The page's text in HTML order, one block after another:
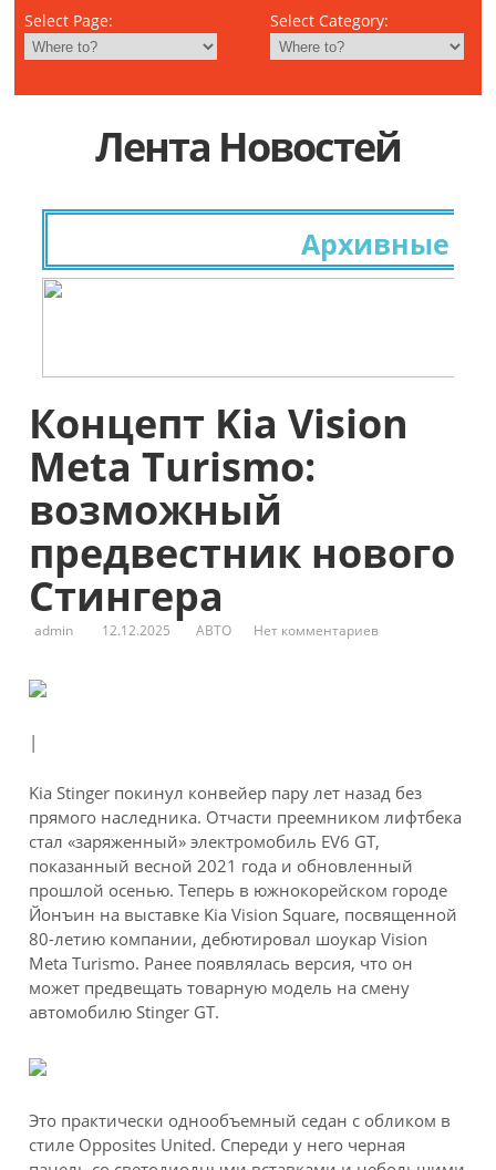
Select Page: Select Category:
Лента Новостей
Архивные
Концепт Kia Vision
Meta Turismo:
возможный
предвестник нового
Стингера
admin 12.12.2025 АВТО Нет комментариев
|
Kia Stinger покинул конвейер пару лет назад без
прямого наследника. Отчасти преемником лифтбека
стал «заряженный» электромобиль EV6 GT,
показанный весной 2021 года и обновленный
прошлой осенью. Теперь в южнокорейском городе
Йонъин на выставке Kia Vision Square, посвященной
80-летию компании, дебютировал шоукар Vision
Meta Turismo. Ранее появлялась версия, что он
может предвещать товарную модель на смену
автомобилю Stinger GT.
Это практически однообъемный седан с обликом в
стиле Opposites United. Спереди у него черная